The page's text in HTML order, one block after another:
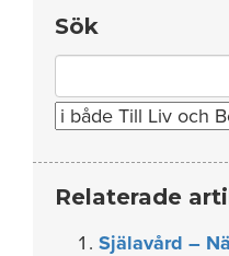
Sök
for:
Relaterade
Själavård –